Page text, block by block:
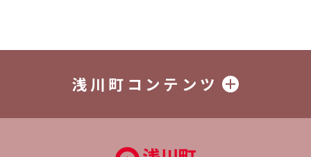
浅川町コンテンツ